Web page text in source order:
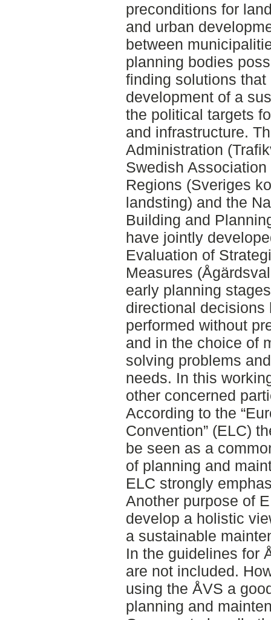
preconditions for
and urban
between
planning bodies
finding solutions that
development of a
the political targets
and infrastructure.
Administration
Swedish
Regions (Sveriges
landsting) and the
Building and
have jointly
Evaluation of
Measures
early planning
directional decisions
performed without
and in the choice of
solving problems
needs. In this
other concerned
According to the
Convention” (ELC)
be seen as a
of planning and
ELC strongly
Another purpose of
develop a holistic
a sustainable
In the guidelines for
are not included.
using the ÅVS a
planning and